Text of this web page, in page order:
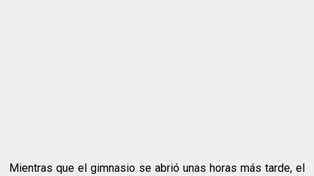
Mientras que el gimnasio se abrió unas horas más tarde, el